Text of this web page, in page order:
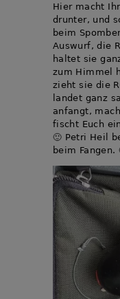
Hier macht
drunter, und
beim
Auswurf, die
haltet sie
zum Himmel
zieht sie die
landet ganz
anfangt,
fischt Euch
🙂 Petri Heil
beim Fangen.